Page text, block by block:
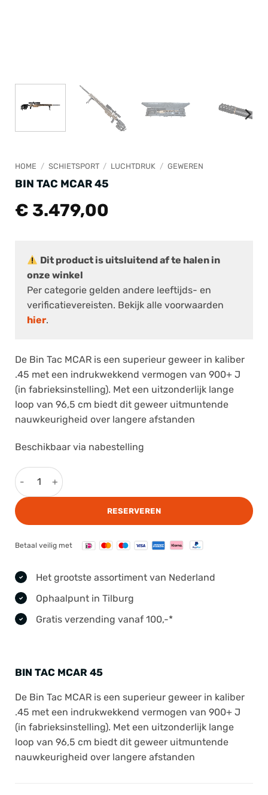
HOME / SCHIETSPORT / LUCHTDRUK / GEWEREN
BIN TAC MCAR 45
€ 3.479,00
Dit product is uitsluitend af te halen in
onze winkel
Per categorie gelden andere leeftijds- en
verificatievereisten. Bekijk alle voorwaarden
hier.
De Bin Tac MCAR is een superieur geweer in kaliber
.45 met een indrukwekkend vermogen van 900+ J
(in fabrieksinstelling). Met een uitzonderlijk lange
loop van 96,5 cm biedt dit geweer uitmuntende
nauwkeurigheid over langere afstanden
Beschikbaar via nabestelling
Bin Tac MCAR 45 aantal
RESERVEREN
Betaal veilig met
Het grootste assortiment van Nederland
Ophaalpunt in Tilburg
Gratis verzending vanaf 100,-*
BIN TAC MCAR 45
De Bin Tac MCAR is een superieur geweer in kaliber
.45 met een indrukwekkend vermogen van 900+ J
(in fabrieksinstelling). Met een uitzonderlijk lange
loop van 96,5 cm biedt dit geweer uitmuntende
nauwkeurigheid over langere afstanden